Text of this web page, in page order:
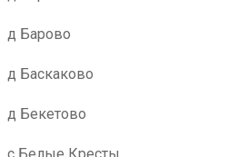
д Барово
д Баскаково
д Бекетово